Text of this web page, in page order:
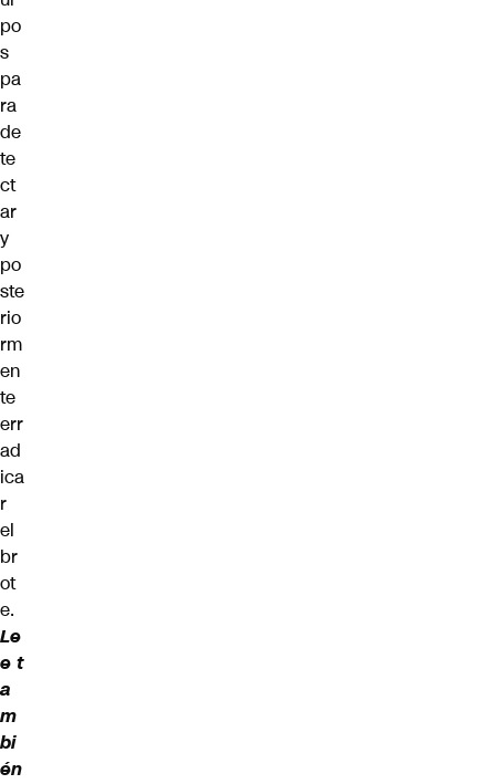
po
s
pa
ra
de
te
ct
ar
y
po
ste
rio
rm
en
te
err
ad
ica
r
el
br
ot
e.
Le
e t
a
m
bi
én